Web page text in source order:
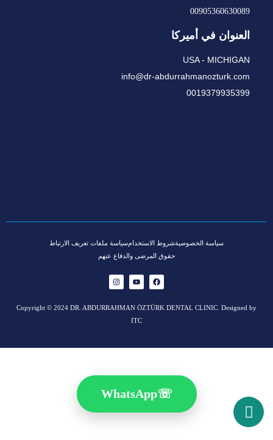
00905360630089
العنوان في أميركا
USA - MICHIGAN
info@dr-abdurrahmanozturk.com
0019379935399
سياسة الخصوصيةشروط الاستخدامسياسة ملفات تعريف الارتباط
حقوق المرضى والدفاع عنهم
Copyright © 2024 DR. ABDURRAHMAN ÖZTÜRK DENTAL CLINIC. Designed by
ITC
☏
WhatsApp